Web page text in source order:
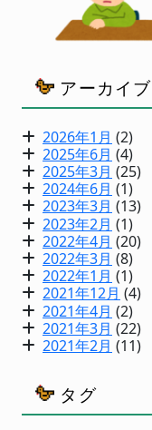
アーカイブ
2026年1月 (2)
2025年6月 (4)
2025年3月 (25)
2024年6月 (1)
2023年3月 (13)
2023年2月 (1)
2022年4月 (20)
2022年3月 (8)
2022年1月 (1)
2021年12月 (4)
2021年4月 (2)
2021年3月 (22)
2021年2月 (11)
タグ